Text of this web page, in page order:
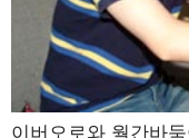
이버오로와 월간바